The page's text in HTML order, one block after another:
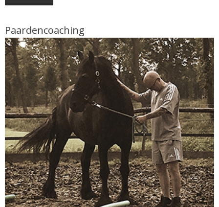
Paardencoaching